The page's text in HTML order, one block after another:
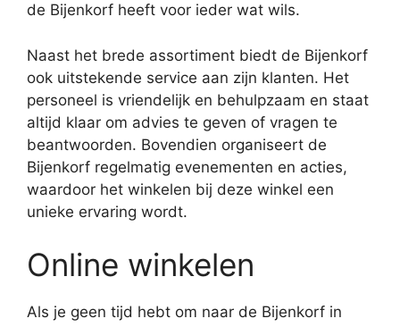
de Bijenkorf heeft voor ieder wat wils.
Naast het brede assortiment biedt de Bijenkorf
ook uitstekende service aan zijn klanten. Het
personeel is vriendelijk en behulpzaam en staat
altijd klaar om advies te geven of vragen te
beantwoorden. Bovendien organiseert de
Bijenkorf regelmatig evenementen en acties,
waardoor het winkelen bij deze winkel een
unieke ervaring wordt.
Online winkelen
Als je geen tijd hebt om naar de Bijenkorf in